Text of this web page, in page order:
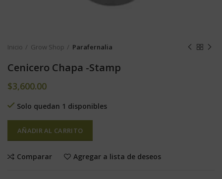
Inicio Grow Shop Parafernalia
Cenicero Chapa -Stamp
$3,600.00
Solo quedan 1 disponibles
AÑADIR AL CARRITO
Comparar Agregar a lista de deseos